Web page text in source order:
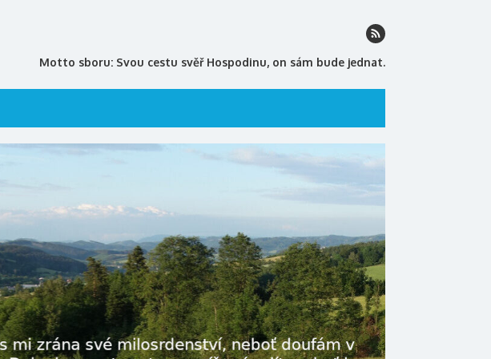
Motto sboru: Svou cestu svěř Hospodinu, on sám bude jednat.